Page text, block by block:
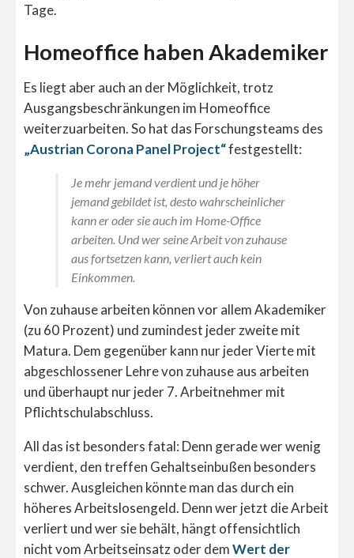
Tage.
Homeoffice haben Akademiker
Es liegt aber auch an der Möglichkeit, trotz
Ausgangsbeschränkungen im Homeoffice
weiterzuarbeiten. So hat das Forschungsteams des
„Austrian Corona Panel Project“festgestellt:
Je mehr jemand verdient und je höher
jemand gebildet ist, desto wahrscheinlicher
kann er oder sie auch im Home-Office
arbeiten. Und wer seine Arbeit von zuhause
aus fortsetzen kann, verliert auch kein
Einkommen.
Von zuhause arbeiten können vor allem Akademiker
(zu 60 Prozent) und zumindest jeder zweite mit
Matura. Dem gegenüber kann nur jeder Vierte mit
abgeschlossener Lehre von zuhause aus arbeiten
und überhaupt nur jeder 7. Arbeitnehmer mit
Pflichtschulabschluss.
All das ist besonders fatal: Denn gerade wer wenig
verdient, den treffen Gehaltseinbußen besonders
schwer. Ausgleichen könnte man das durch ein
höheres Arbeitslosengeld. Denn wer jetzt die Arbeit
verliert und wer sie behält, hängt offensichtlich
nicht vom Arbeitseinsatz oder demWert der